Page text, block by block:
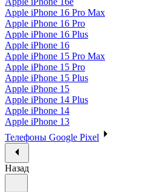
Apple iPhone 16 Pro Max
Apple iPhone 16 Pro
Apple iPhone 16 Plus
Apple iPhone 16
Apple iPhone 15 Pro Max
Apple iPhone 15 Pro
Apple iPhone 15 Plus
Apple iPhone 15
Apple iPhone 14 Plus
Apple iPhone 14
Apple iPhone 13
Телефоны Google Pixel
Назад